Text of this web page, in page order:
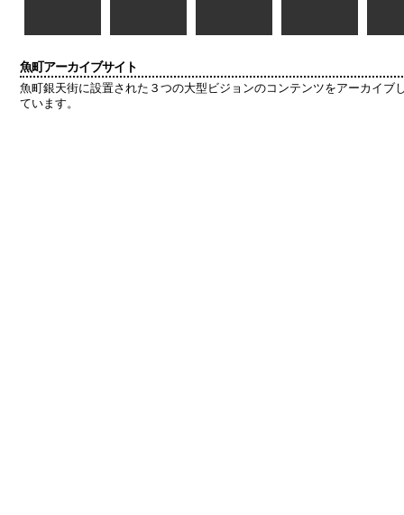
魚町アーカイブサイト
魚町銀天街に設置された３つの大型ビジョンのコンテンツをアーカイブ
ています。